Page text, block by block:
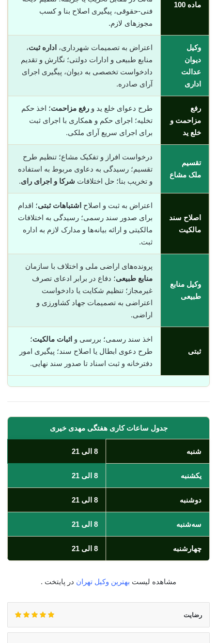
ماده 100
فنی-حقوقی، پیگیری اصلاح بنا و کسب
مجوزهای لازم.
وکیل
دیوان
عدالت
اداری
اعتراض به تصمیمات شهرداری، اداره ثبت،
منابع طبیعی و ادارات دولتی؛ نگارش و تقدیم
دادخواست تخصصی به دیوان، پیگیری اجرای
آرای صادره.
رفع
مزاحمت و
خلع ید
طرح دعوای خلع ید و رفع مزاحمت؛ اخذ حکم
تخلیه؛ اجرای حکم و همکاری با اجرای ثبت
برای اجرای سریع آرای ملکی.
تقسیم
ملک مشاع
درخواست افراز و تفکیک مشاع؛ تنظیم طرح
تقسیم؛ رسیدگی به دعاوی مربوط به استفاده
و تخریب بنا؛ حل اختلافات شرکا و اجرای رای.
اصلاح سند
مالکیت
اعتراض به ثبت و اصلاح اشتباهات ثبتی؛ اقدام
برای صدور سند رسمی؛ رسیدگی به اختلافات
مالکیتی و ارائه بیانه‌ها و مدارک لازم به اداره
ثبت.
وکیل منابع
طبیعی
پرونده‌های اراضی ملی و اختلاف با سازمان
منابع طبیعی؛ دفاع در برابر ادعای تصرف
غیرمجاز؛ تنظیم شکایت یا دادخواست
اعتراضی به تصمیمات جهاد کشاورزی و
اراضی.
ثبتی
اخذ سند رسمی؛ بررسی و اثبات مالکیت؛
طرح دعوی ابطال یا اصلاح سند؛ پیگیری امور
دفترخانه و ثبت اسناد تا صدور سند نهایی.
جدول ساعات کاری هفتگی مهدی خیری
شنبه 8 الی 21
یکشنبه 8 الی 21
دوشنبه 8 الی 21
سه‌شنبه 8 الی 21
چهارشنبه 8 الی 21
مشاهده لیست بهترین وکیل تهران در پایتخت .
رضایت